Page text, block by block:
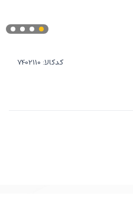
کدکالا: